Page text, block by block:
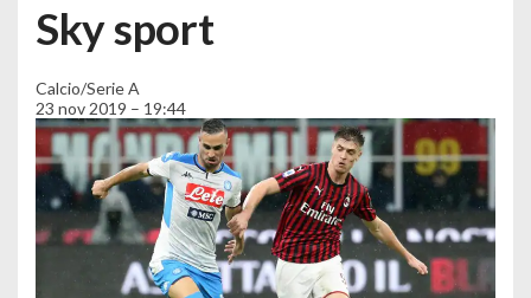
Sky sport
Calcio/Serie A
23 nov 2019 – 19:44